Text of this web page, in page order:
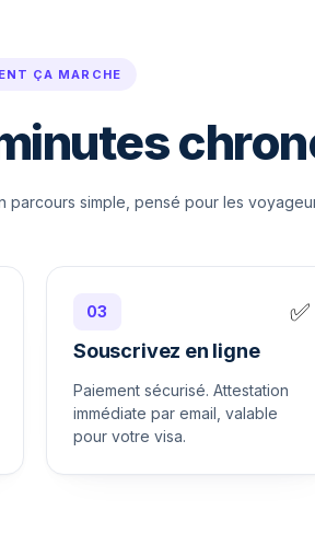
ÇA MARCHE
parcours simple, pensé pour les
03 ✅
Souscrivez en ligne
Paiement sécurisé. Attestation
immédiate par email, valable
pour votre visa.